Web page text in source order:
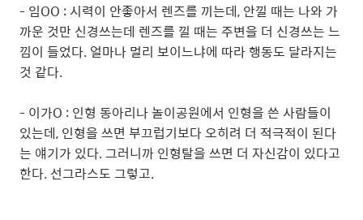
- 임OO : 시력이 안좋아서 렌즈를 끼는데, 안낄 때는 나와 가
까운 것만 신경쓰는데 렌즈를 낄 때는 주변을 더 신경쓰는 느
낌이 들었다. 얼마나 멀리 보이느냐에 따라 행동도 달라지는
것 같다.
- 이가O : 인형 동아리나 놀이공원에서 인형을 쓴 사람들이
있는데, 인형을 쓰면 부끄럽기보다 오히려 더 적극적이 된다
는 얘기가 있다. 그러니까 인형탈을 쓰면 더 자신감이 있다고
한다. 선그라스도 그렇고.